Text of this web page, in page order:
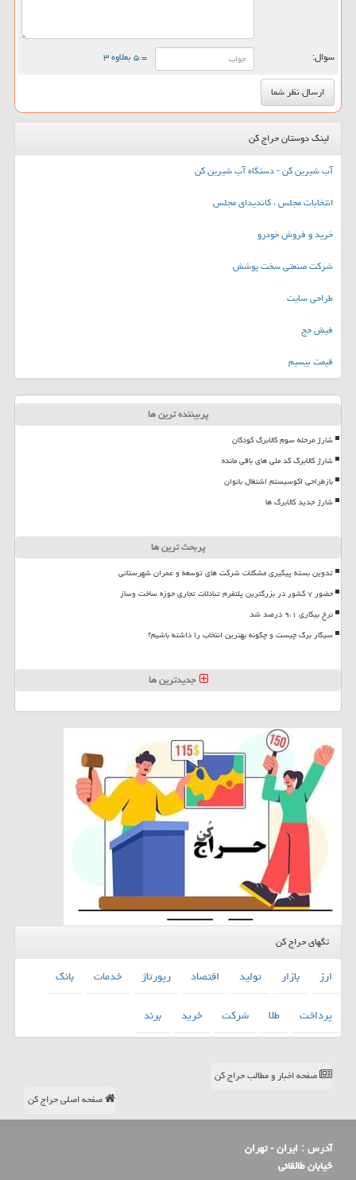
سوال: = ۵ بعلاوه ۳
لینک دوستان حراج کن
آب شیرین کن - دستگاه آب شیرین کن
انتخابات مجلس ، کاندیدای مجلس
خرید و فروش خودرو
شرکت صنعتی سخت پوشش
طراحی سایت
فیش حج
قیمت بیسیم
پربیننده ترین ها
شارژ مرحله سوم کالابرگ کودکان
شارژ کالابرگ کد ملی های باقی مانده
بازطراحی اکوسیستم اشتغال بانوان
شارژ جدید کالابرگ ها
پربحث ترین ها
تدوین بسته پیگیری مشکلات شرکت های توسعه و عمران شهرستانی
حضور ۷ کشور در بزرگترین پلتفرم تبادلات تجاری حوزه ساخت وساز
نرخ بیکاری ۹،۱ درصد شد
سیگار برگ چیست و چگونه بهترین انتخاب را داشته باشیم؟
جدیدترین ها
تگهای حراج کن
ارز بازار تولید اقتصاد رپورتاژ خدمات
بانك
پرداخت
طلا شركت خرید برند
صفحه اخبار و مطالب حراج کن
صفحه اصلی حراج کن
آدرس : ایران - تهران
خیابان طالقانی